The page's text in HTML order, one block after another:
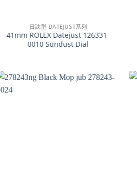
日誌型 DATEJUST系列
41mm ROLEX Datejust 126331-
0010 Sundust Dial